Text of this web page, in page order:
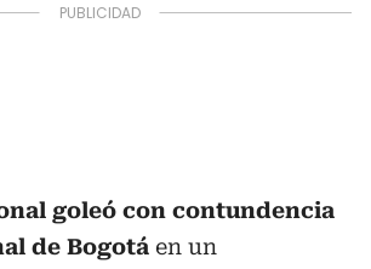
goleó con contundencia
de Bogotá en un